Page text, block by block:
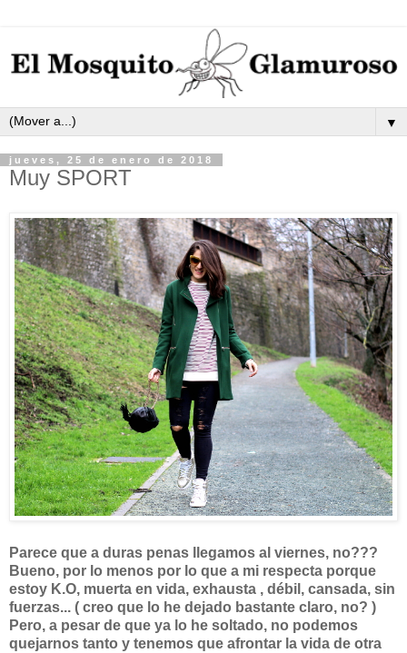
▼
jueves, 25 de enero de 2018
Muy SPORT
Parece que a duras penas llegamos al viernes, no???
Bueno, por lo menos por lo que a mi respecta porque
estoy K.O, muerta en vida, exhausta , débil, cansada, sin
fuerzas... ( creo que lo he dejado bastante claro, no? )
Pero, a pesar de que ya lo he soltado, no podemos
quejarnos tanto y tenemos que afrontar la vida de otra